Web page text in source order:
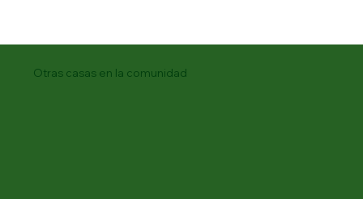
Otras casas en la comunidad